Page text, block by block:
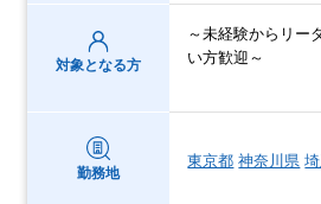
対象となる方
～未経験からリー
い方歓迎～
勤務地
東京都 神奈川県